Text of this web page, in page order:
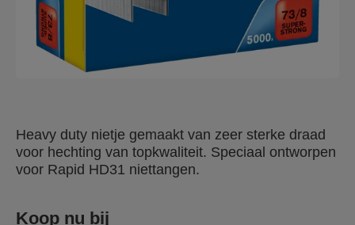
Heavy duty nietje gemaakt van zeer sterke draad
voor hechting van topkwaliteit. Speciaal ontworpen
voor Rapid HD31 niettangen.
Koop nu bij